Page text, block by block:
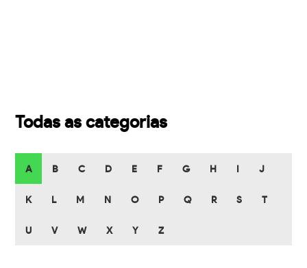
Todas as categorias
A B C D E F G H J
K L M N O P Q R S T
U V W X Y Z